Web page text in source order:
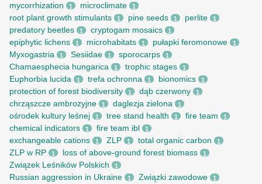
mycorrhization 1 microclimate 1
root рlant growth stimulants 1 pine seeds 1 perlite 1
predatory beetles 1 cryptogam mosaics 1
epiphytic lichens 1 microhabitats 1 pułapki feromonowe 1
Myxogastria 1 Sesiidae 1 sporocarps 1
Chamaesphecia hungarica 1 trophic stages 1
Euphorbia lucida 1 trefa ochronna 1 bionomics 1
protection of forest biodiversity 1 dąb czerwony 1
chrząszcze ambrozyjne 1 daglezja zielona 1
ośrodek kultury leśnej 1 tree stand health 1 fire team 1
chemical indicators 1 fire team ibl 1
exchangeable cations 1 ZLP 1 total organic carbon 1
ZLP w RP 1 loss of above-ground forest biomass 1
Związek Leśników Polskich 1
Russian aggression in Ukraine 1 Związki zawodowe 1